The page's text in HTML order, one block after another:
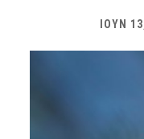
ΙΟΥΝ